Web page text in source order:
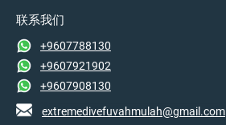
联系我们
+9607788130
+9607921902
+9607908130
extremedivefuvahmulah@gmail.com